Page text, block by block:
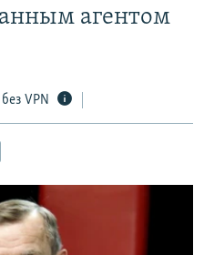
агентом
VPN